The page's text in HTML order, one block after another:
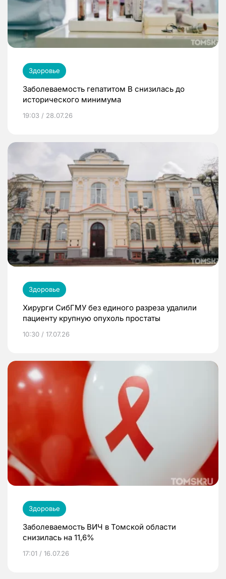
Здоровье
Заболеваемость гепатитом В снизилась до
исторического минимума
19:03 / 28.07.26
Здоровье
Хирурги СибГМУ без единого разреза удалили
пациенту крупную опухоль простаты
10:30 / 17.07.26
Здоровье
Заболеваемость ВИЧ в Томской области
снизилась на 11,6%
17:01 / 16.07.26